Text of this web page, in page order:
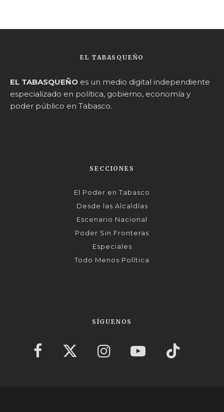
EL TABASQUEÑO
EL TABASQUEÑO es un medio digital independiente
especializado en política, gobierno, economía y
poder público en Tabasco.
SECCIONES
El Poder en Tabasco
Desde las Alcaldías
Escenario Nacional
Poder Sin Fronteras
Especiales
Todo Menos Política
SÍGUENOS